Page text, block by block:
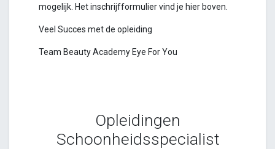
mogelijk. Het inschrijfformulier vind je hier boven.
Veel Succes met de opleiding
Team Beauty Academy Eye For You
Opleidingen
Schoonheidsspecialist